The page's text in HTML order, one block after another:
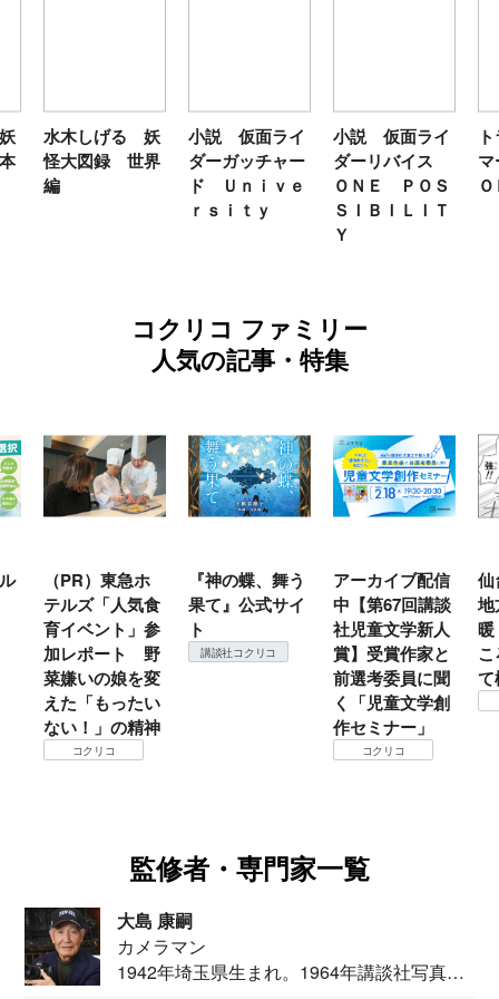
水木しげる 妖
怪大図録 世界
編
小説 仮面ライ
ダーガッチャー
ド Ｕｎｉｖｅ
ｒｓｉｔｙ
小説 仮面ライ
ダーリバイス
ＯＮＥ ＰＯＳ
ＳＩＢＩＬＩＴ
Ｙ
コクリコ ファミリー
人気の記事・特集
（PR）東急ホ
テルズ「人気食
育イベント」参
加レポート 野
菜嫌いの娘を変
えた「もったい
ない！」の精神
コクリコ
『神の蝶、舞う
果て』公式サイ
ト
講談社コクリコ
アーカイブ配信
中【第67回講談
社児童文学新人
賞】受賞作家と
前選考委員に聞
く「児童文学創
作セミナー」
コクリコ
仙
地
て
監修者・専門家一覧
大島 康嗣
カメラマン
1942年埼玉県生まれ。1964年講談社写真部